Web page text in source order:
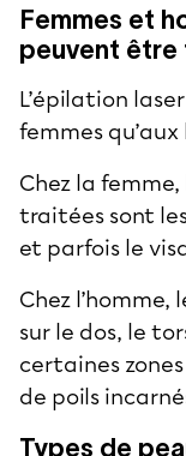
Femmes et
peuvent être
L’épilation
femmes
Chez la
traitées sont
et parfois le
Chez
sur le dos, le
certaines
de poils
Types de